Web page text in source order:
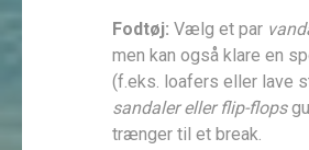
Fodtøj: Vælg et par
men kan også klare en
(f.eks. loafers eller lave
sandaler eller flip-flops
trænger til et break.